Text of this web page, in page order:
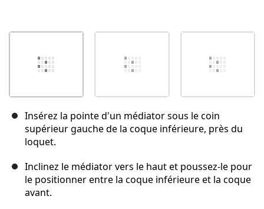
Insérez la pointe d'un médiator sous le coin
supérieur gauche de la coque inférieure, près du
loquet.
Inclinez le médiator vers le haut et poussez-le pour
le positionner entre la coque inférieure et la coque
avant.